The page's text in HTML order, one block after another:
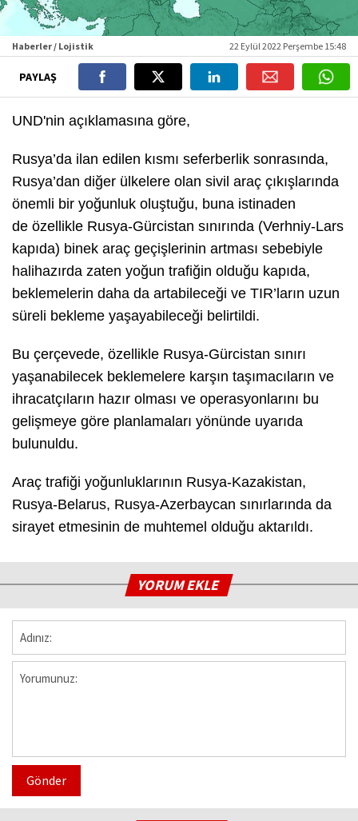
Haberler / Lojistik 22 Eylül 2022 Perşembe 15:48
PAYLAŞ
UND'nin açıklamasına göre,
Rusya’da ilan edilen kısmı seferberlik sonrasında,
Rusya’dan diğer ülkelere olan sivil araç çıkışlarında
önemli bir yoğunluk oluştuğu, buna istinaden
de özellikle Rusya-Gürcistan sınırında (Verhniy-Lars
kapıda) binek araç geçişlerinin artması sebebiyle
halihazırda zaten yoğun trafiğin olduğu kapıda,
beklemelerin daha da artabileceği ve TIR’ların uzun
süreli bekleme yaşayabileceği belirtildi.
Bu çerçevede, özellikle Rusya-Gürcistan sınırı
yaşanabilecek beklemelere karşın taşımacıların ve
ihracatçıların hazır olması ve operasyonlarını bu
gelişmeye göre planlamaları yönünde uyarıda
bulunuldu.
Araç trafiği yoğunluklarının Rusya-Kazakistan,
Rusya-Belarus, Rusya-Azerbaycan sınırlarında da
sirayet etmesinin de muhtemel olduğu aktarıldı.
YORUM EKLE
Gönder